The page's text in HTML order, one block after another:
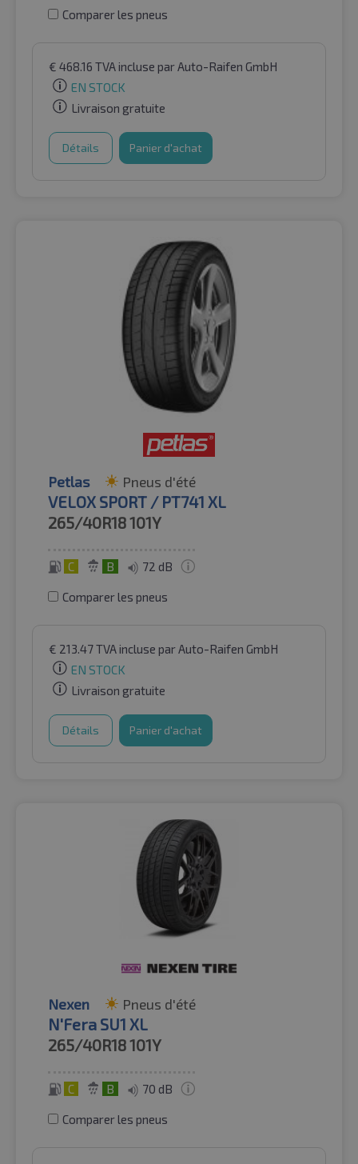
Comparer les pneus
€ 468.16 TVA incluse par Auto-Raifen GmbH
EN STOCK
Livraison gratuite
Détails Panier d'achat
Petlas Pneus d'été
VELOX SPORT / PT741 XL
265/40R18101Y
C B 72 dB
Comparer les pneus
€ 213.47TVA incluse par Auto-Raifen GmbH
EN STOCK
Livraison gratuite
Détails Panier d'achat
Nexen Pneus d'été
N'Fera SU1 XL
265/40R18101Y
C B 70 dB
Comparer les pneus